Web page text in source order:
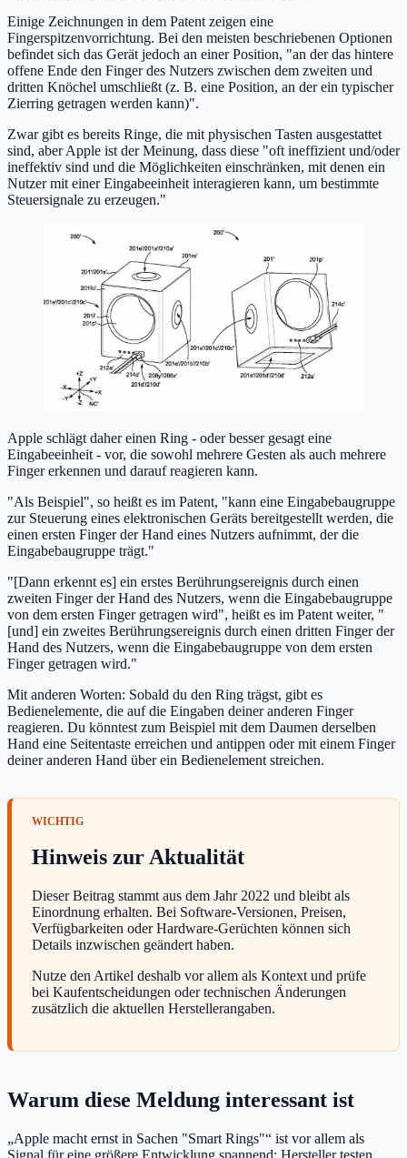
Einige Zeichnungen in dem Patent zeigen eine
Fingerspitzenvorrichtung. Bei den meisten beschriebenen Optionen
befindet sich das Gerät jedoch an einer Position, "an der das hintere
offene Ende den Finger des Nutzers zwischen dem zweiten und
dritten Knöchel umschließt (z. B. eine Position, an der ein typischer
Zierring getragen werden kann)".
Zwar gibt es bereits Ringe, die mit physischen Tasten ausgestattet
sind, aber Apple ist der Meinung, dass diese "oft ineffizient und/oder
ineffektiv sind und die Möglichkeiten einschränken, mit denen ein
Nutzer mit einer Eingabeeinheit interagieren kann, um bestimmte
Steuersignale zu erzeugen."
Apple schlägt daher einen Ring - oder besser gesagt eine
Eingabeeinheit - vor, die sowohl mehrere Gesten als auch mehrere
Finger erkennen und darauf reagieren kann.
"Als Beispiel", so heißt es im Patent, "kann eine Eingabebaugruppe
zur Steuerung eines elektronischen Geräts bereitgestellt werden, die
einen ersten Finger der Hand eines Nutzers aufnimmt, der die
Eingabebaugruppe trägt."
"[Dann erkennt es] ein erstes Berührungsereignis durch einen
zweiten Finger der Hand des Nutzers, wenn die Eingabebaugruppe
von dem ersten Finger getragen wird", heißt es im Patent weiter, "
[und] ein zweites Berührungsereignis durch einen dritten Finger der
Hand des Nutzers, wenn die Eingabebaugruppe von dem ersten
Finger getragen wird."
Mit anderen Worten: Sobald du den Ring trägst, gibt es
Bedienelemente, die auf die Eingaben deiner anderen Finger
reagieren. Du könntest zum Beispiel mit dem Daumen derselben
Hand eine Seitentaste erreichen und antippen oder mit einem Finger
deiner anderen Hand über ein Bedienelement streichen.
Hinweis zur Aktualität
Dieser Beitrag stammt aus dem Jahr 2022 und bleibt als
Einordnung erhalten. Bei Software-Versionen, Preisen,
Verfügbarkeiten oder Hardware-Gerüchten können sich
Details inzwischen geändert haben.
Nutze den Artikel deshalb vor allem als Kontext und prüfe
bei Kaufentscheidungen oder technischen Änderungen
zusätzlich die aktuellen Herstellerangaben.
Warum diese Meldung interessant ist
„Apple macht ernst in Sachen "Smart Rings"“ ist vor allem als